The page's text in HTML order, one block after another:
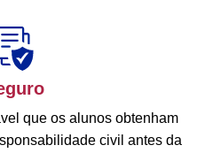
que os alunos obtenham
civil antes da